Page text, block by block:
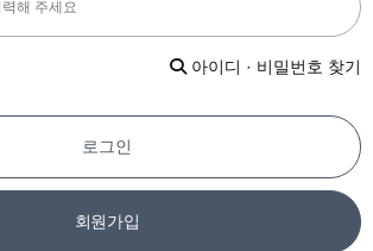
아이디 · 비밀번호 찾기
로그인
회원가입